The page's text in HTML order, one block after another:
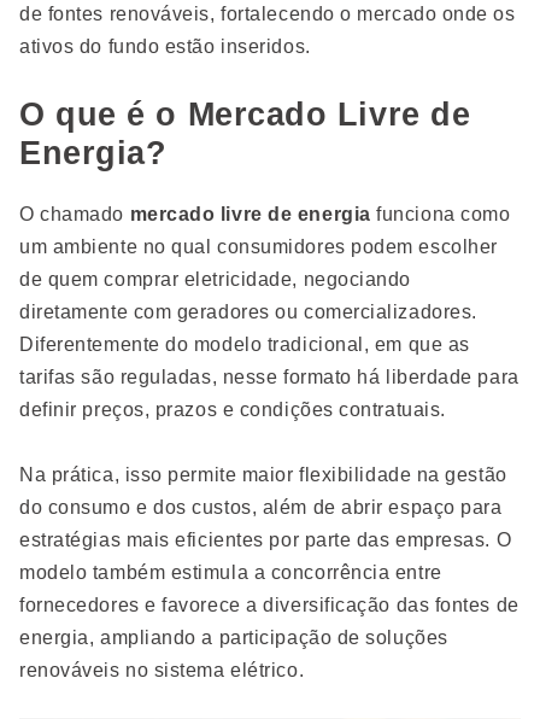
de fontes renováveis, fortalecendo o mercado onde os
ativos do fundo estão inseridos.
O que é o Mercado Livre de
Energia?
O chamado mercado livre de energia funciona como
um ambiente no qual consumidores podem escolher
de quem comprar eletricidade, negociando
diretamente com geradores ou comercializadores.
Diferentemente do modelo tradicional, em que as
tarifas são reguladas, nesse formato há liberdade para
definir preços, prazos e condições contratuais.
Na prática, isso permite maior flexibilidade na gestão
do consumo e dos custos, além de abrir espaço para
estratégias mais eficientes por parte das empresas. O
modelo também estimula a concorrência entre
fornecedores e favorece a diversificação das fontes de
energia, ampliando a participação de soluções
renováveis no sistema elétrico.